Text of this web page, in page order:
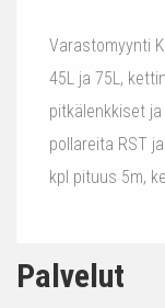
Varastomyynti
45L ja 75L,
pitkälenkkiset
pollareita RST
kpl pituus 5m,
Palvelut